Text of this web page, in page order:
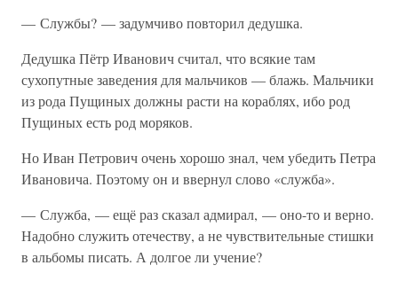
— Службы? — задумчиво повторил дедушка.
Дедушка Пётр Иванович считал, что всякие там
сухопутные заведения для мальчиков — блажь. Мальчики
из рода Пущиных должны расти на кораблях, ибо род
Пущиных есть род моряков.
Но Иван Петрович очень хорошо знал, чем убедить Петра
Ивановича. Поэтому он и ввернул слово «служба».
— Служба, — ещё раз сказал адмирал, — оно-то и верно.
Надобно служить отечеству, а не чувствительные стишки
в альбомы писать. А долгое ли учение?